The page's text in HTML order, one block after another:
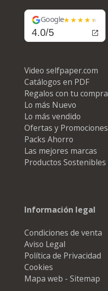
Google
4.0/5
Video selfpaper.com
Catálogos en PDF
Regalos con tu compra
Lo más Nuevo
Lo más vendido
Ofertas y Promociones
Packs Ahorro
Las mejores marcas
Productos Sostenibles
Información legal
Condiciones de venta
Aviso Legal
Política de Privacidad
Cookies
Mapa web - Sitemap